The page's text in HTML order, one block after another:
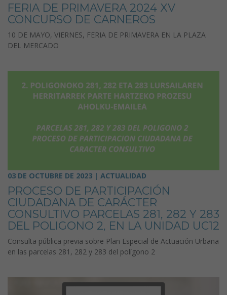
FERIA DE PRIMAVERA 2024 XV
CONCURSO DE CARNEROS
10 DE MAYO, VIERNES, FERIA DE PRIMAVERA EN LA PLAZA
DEL MERCADO
03 DE OCTUBRE DE 2023 | ACTUALIDAD
PROCESO DE PARTICIPACIÓN
CIUDADANA DE CARÁCTER
CONSULTIVO PARCELAS 281, 282 Y 283
DEL POLIGONO 2, EN LA UNIDAD UC12
Consulta pública previa sobre Plan Especial de Actuación Urbana
en las parcelas 281, 282 y 283 del polígono 2